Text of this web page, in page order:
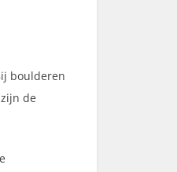
boulderen
de